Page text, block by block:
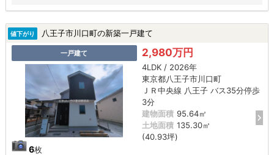
値下がり 八王子市川口町の新築一戸建て
一戸建て
6枚
2,980万円
4LDK / 2026年
東京都八王子市川口町
ＪＲ中央線 八王子 バス35分停歩
3分
建物面積 95.64㎡
土地面積 135.30㎡
(40.93坪)